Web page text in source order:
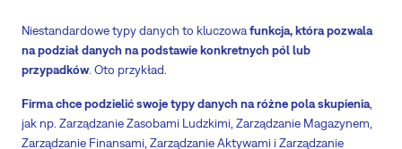
Niestandardowe typy danych to kluczowafunkcja, która pozwala
na podział danych na podstawie konkretnych pól lub
przypadków. Oto przykład.
Firma chce podzielić swoje typy danych na różne pola skupienia,
jak np. Zarządzanie Zasobami Ludzkimi, Zarządzanie Magazynem,
Zarządzanie Finansami, Zarządzanie Aktywami i Zarządzanie